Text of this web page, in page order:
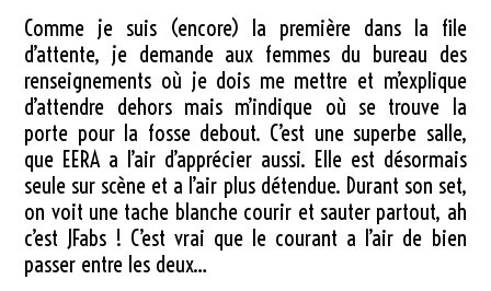
Comme je suis (encore) la première dans la file
d’attente, je demande aux femmes du bureau des
renseignements où je dois me mettre et m’explique
d’attendre dehors mais m’indique où se trouve la
porte pour la fosse debout. C’est une superbe salle,
que EERA a l’air d’apprécier aussi. Elle est désormais
seule sur scène et a l’air plus détendue. Durant son set,
on voit une tache blanche courir et sauter partout, ah
c’est JFabs ! C’est vrai que le courant a l’air de bien
passer entre les deux…